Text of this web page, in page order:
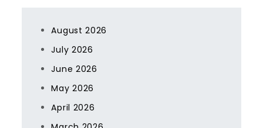
August 2026
July 2026
June 2026
May 2026
April 2026